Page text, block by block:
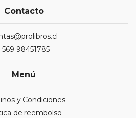
Contacto
98451785
Menú
y Condiciones
de reembolso